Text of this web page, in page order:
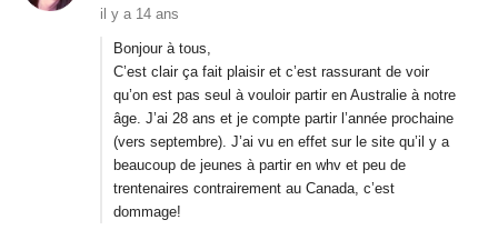
il y a 14 ans
Bonjour à tous,
C’est clair ça fait plaisir et c’est rassurant de voir
qu’on est pas seul à vouloir partir en Australie à notre
âge. J’ai 28 ans et je compte partir l’année prochaine
(vers septembre). J’ai vu en effet sur le site qu’il y a
beaucoup de jeunes à partir en whv et peu de
trentenaires contrairement au Canada, c’est
dommage!